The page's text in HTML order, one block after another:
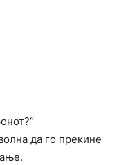
да го прекине